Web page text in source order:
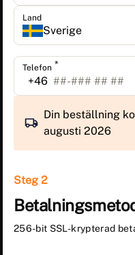
Land
Sverige
Telefon *
+46
Din beställning
augusti 2026
Steg 2
256-bit SSL-krypterad